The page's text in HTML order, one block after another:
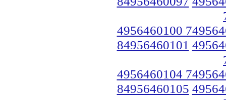
4956460100
84956460101
4956460104
84956460105